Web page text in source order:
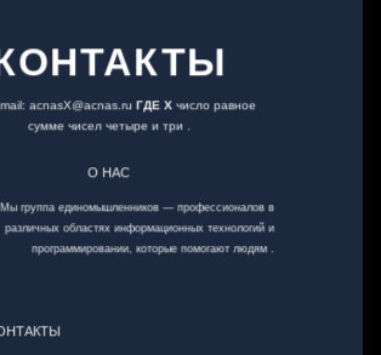
acnasХ@acnas.ru ГДЕ X число равное
сумме чисел четыре и три .
О НАС
Мы группа единомышленников — профессионалов в
различных областях информационных технологий и
программировании, которые помогают людям .